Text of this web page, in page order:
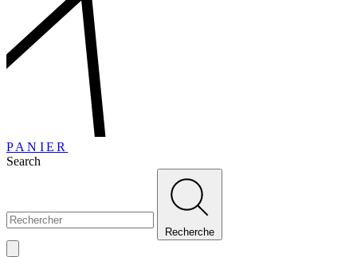
PANIER
Search
Recherche